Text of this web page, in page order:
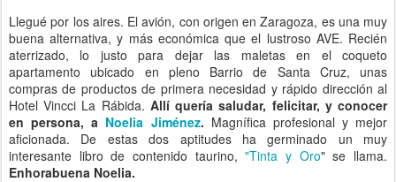
Llegué por los aires. El avión, con origen en Zaragoza, es una muy
buena alternativa, y más económica que el lustroso AVE. Recién
aterrizado, lo justo para dejar las maletas en el coqueto
apartamento ubicado en pleno Barrio de Santa Cruz, unas
compras de productos de primera necesidad y rápido dirección al
Hotel Vincci La Rábida. Allí quería saludar, felicitar, y conocer
en persona, a Noelia Jiménez. Magnífica profesional y mejor
aficionada. De estas dos aptitudes ha germinado un muy
interesante libro de contenido taurino,"Tinta y Oro" se llama.
Enhorabuena Noelia.